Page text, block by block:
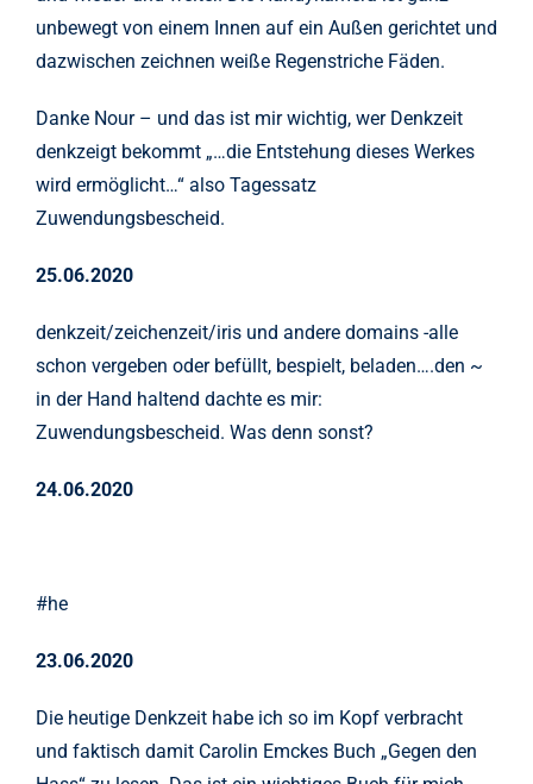
unbewegt von einem Innen auf ein Außen gerichtet und
dazwischen zeichnen weiße Regenstriche Fäden.
Danke Nour – und das ist mir wichtig, wer Denkzeit
denkzeigt bekommt „…die Entstehung dieses Werkes
wird ermöglicht…“ also Tagessatz
Zuwendungsbescheid.
25.06.2020
denkzeit/zeichenzeit/iris und andere domains -alle
schon vergeben oder befüllt, bespielt, beladen….den ~
in der Hand haltend dachte es mir:
Zuwendungsbescheid. Was denn sonst?
24.06.2020
#he
23.06.2020
Die heutige Denkzeit habe ich so im Kopf verbracht
und faktisch damit Carolin Emckes Buch „Gegen den